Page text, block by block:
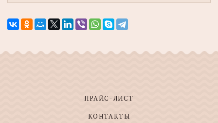
ПРАЙС-ЛИСТ
КОНТАКТЫ